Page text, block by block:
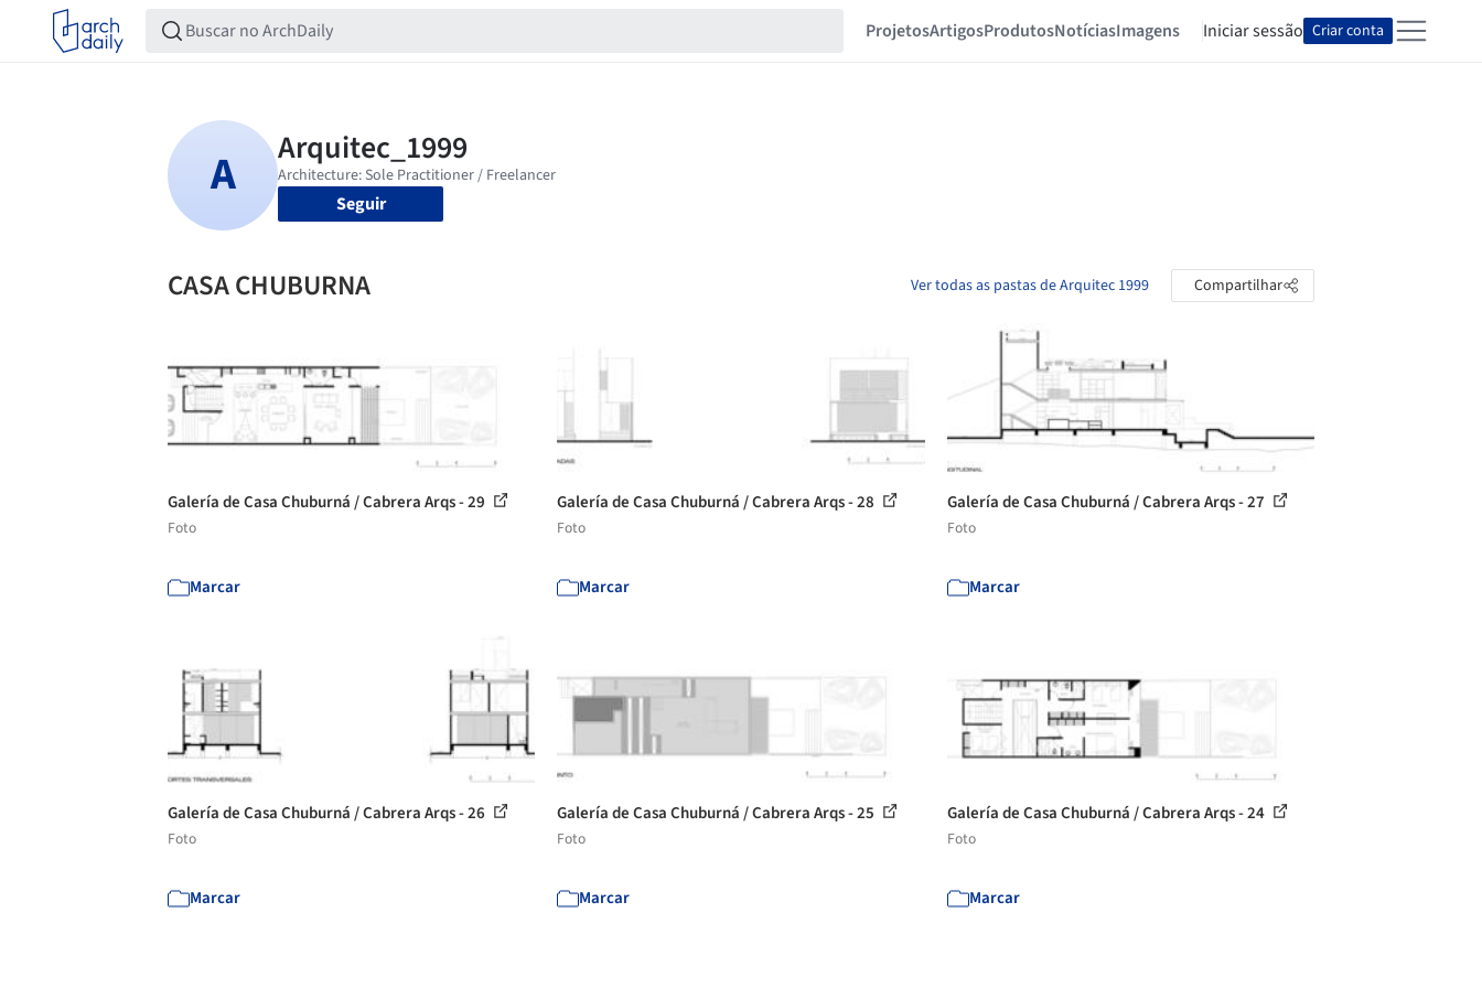
ProjetosArtigosProdutosNotíciasImagens Iniciar sessão Criar conta
Seguir
CASA CHUBURNA Ver todas as pastas de Arquitec 1999 Compartilhar
Galería de Casa Chuburná / Cabrera Arqs - 29
Foto
Marcar
Galería de Casa Chuburná / Cabrera Arqs - 28
Foto
Marcar
Galería de Casa Chuburná / Cabrera Arqs - 27
Foto
Marcar
Galería de Casa Chuburná / Cabrera Arqs - 26
Foto
Marcar
Galería de Casa Chuburná / Cabrera Arqs - 25
Foto
Marcar
Galería de Casa Chuburná / Cabrera Arqs - 24
Foto
Marcar